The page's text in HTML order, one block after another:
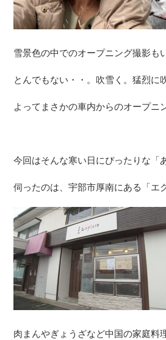
雪景色の中でのオープニング撮影も
とんでもない・・。吹雪く。猛烈に
よってまさかの車内からのオープニ
今回はそんな寒い日にぴったりな「
伺ったのは、宇部市厚南にある「エ
肉まんやぎょうざなど中国の家庭料